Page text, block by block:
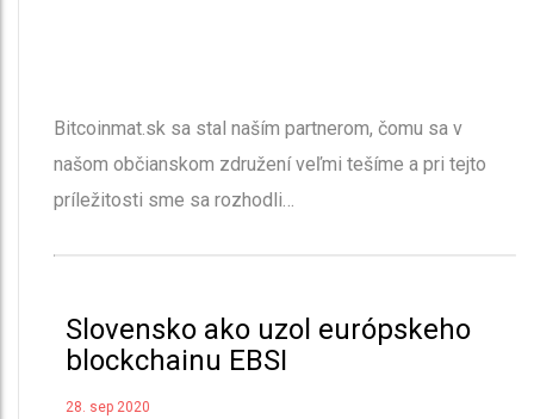
Bitcoinmat.sk sa stal naším partnerom, čomu sa v
našom občianskom združení veľmi tešíme a pri tejto
príležitosti sme sa rozhodli…
Slovensko ako uzol európskeho
blockchainu EBSI
28. sep 2020